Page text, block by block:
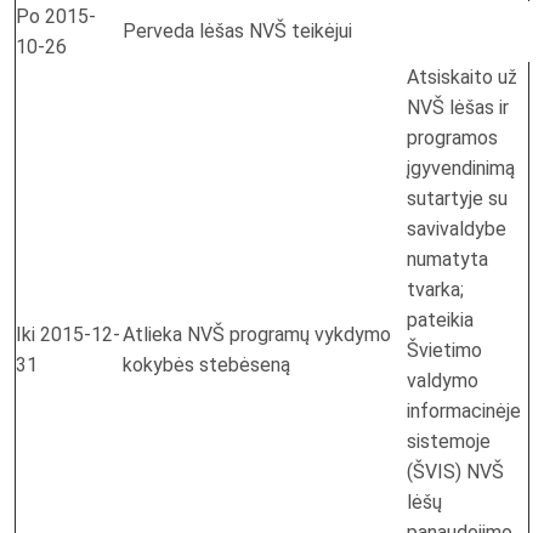
Po 2015-
10-26
Perveda lėšas NVŠ teikėjui
Iki 2015-12-
31
Atlieka NVŠ programų vykdymo
kokybės stebėseną
Atsiskaito už
NVŠ lėšas ir
programos
įgyvendinimą
sutartyje su
savivaldybe
numatyta
tvarka;
pateikia
Švietimo
valdymo
informacinėje
sistemoje
(ŠVIS) NVŠ
lėšų